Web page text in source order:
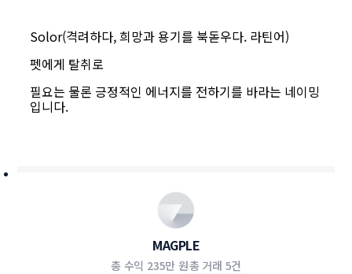
Solor(격려하다,희망과 용기를 북돋우다. 라틴어)
펫에게 탈취로
필요는 물론 긍정적인 에너지를 전하기를 바라는 네이밍
입니다.
MAGPLE
총 수익 235만 원총 거래 5건